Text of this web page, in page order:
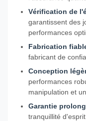
Vérification de
garantissent des
performances
Fabrication
fabricant de
Conception
performances
manipulation et
Garantie
tranquillité